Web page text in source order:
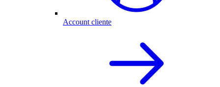
Account cliente